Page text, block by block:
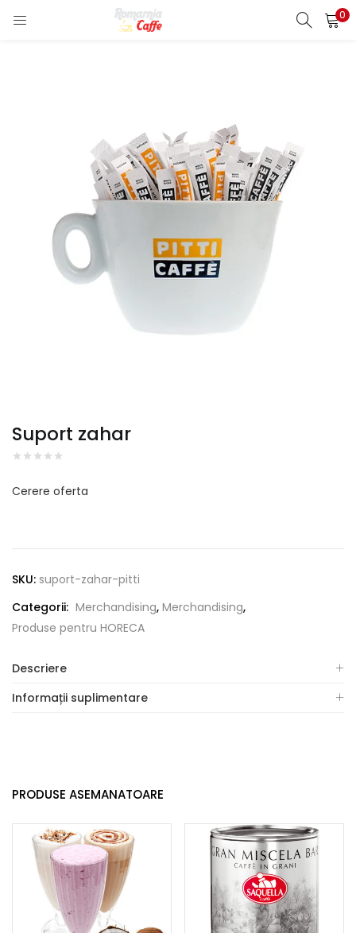
0
LOGIN REGISTER
Remember me
Lost password?
Suport zahar
Cerere oferta
SKU: suport-zahar-pitti
Categorii: Merchandising, Merchandising,
Produse pentru HORECA
Descriere
Informații suplimentare
PRODUSE ASEMANATOARE